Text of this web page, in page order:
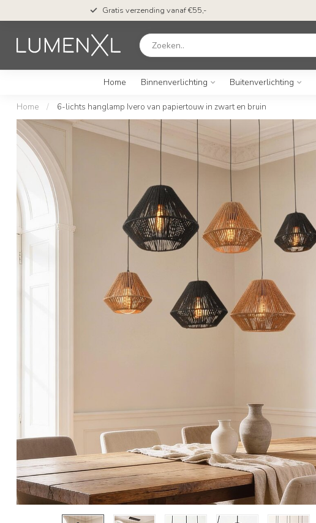
Gratis verzending vanaf €55,-
Home Binnenverlichting Buitenverlichting
Home / 6-lichts hanglamp Ivero van papiertouw in zwart en bruin